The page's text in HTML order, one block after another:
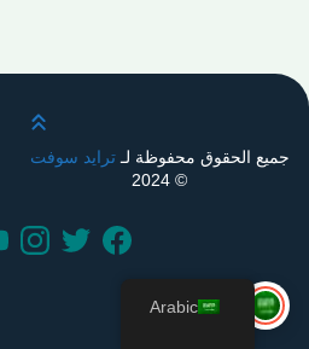
قم
جميع الحقوق محفوظة لـترايد سوفت
© 2024
Arabic